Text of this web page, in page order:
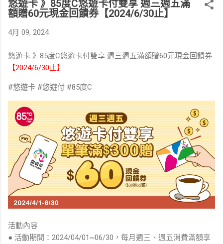
悠遊卡 》85度C悠遊卡付雙享 週三週五滿
額贈60元現金回饋券【2024/6/30止】
4月 09, 2024
悠遊卡 》85度C悠遊卡付雙享 週三週五滿額贈60元現金回饋券
【2024/6/30止】
#悠遊卡 #悠遊付 #85度C
活動內容
● 活動期間：2024/04/01~06/30，每月週三、週五消費滿額享